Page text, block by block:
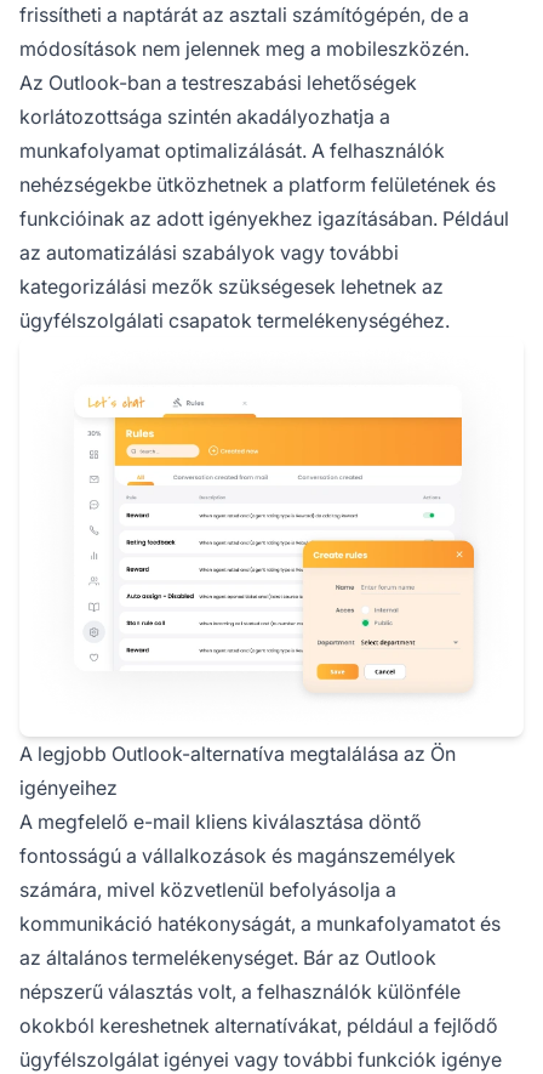
frissítheti a naptárát az asztali számítógépén, de a
módosítások nem jelennek meg a mobileszközén.
Az Outlook-ban a testreszabási lehetőségek
korlátozottsága szintén akadályozhatja a
munkafolyamat optimalizálását. A felhasználók
nehézségekbe ütközhetnek a platform felületének és
funkcióinak az adott igényekhez igazításában. Például
az automatizálási szabályok vagy további
kategorizálási mezők szükségesek lehetnek az
ügyfélszolgálati csapatok termelékenységéhez.
A legjobb Outlook-alternatíva megtalálása az Ön
igényeihez
A megfelelő e-mail kliens kiválasztása döntő
fontosságú a vállalkozások és magánszemélyek
számára, mivel közvetlenül befolyásolja a
kommunikáció hatékonyságát, a munkafolyamatot és
az általános termelékenységet. Bár az Outlook
népszerű választás volt, a felhasználók különféle
okokból kereshetnek alternatívákat, például a fejlődő
ügyfélszolgálat igényei vagy további funkciók igénye